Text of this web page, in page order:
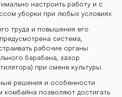
ko
gs400
настроить работу и с
уборки при любых условиях.
труда и повышения его
система,
рабочие органы
барабана, зазор
при смене культуры.
решения и особенности
комбайна позволяют достигать